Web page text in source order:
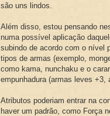
são uns lindos.
Além disso, estou pensando
numa possível aplicação
subindo de acordo com o nível
tipos de armas (exemplo,
como kama, nunchaku e o
empunhadura (armas leves +3,
Atributos poderiam entrar na
haver um padrão, como Força